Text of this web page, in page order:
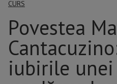
CURS
Povestea
iubirile